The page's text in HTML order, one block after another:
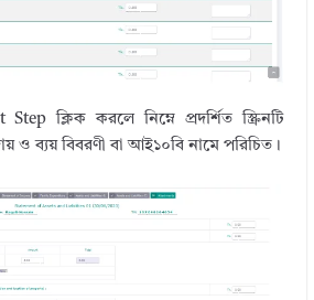
ক্লিক করলে নিম্নে প্রদর্শিত স্ক্রিনটি
ও ব্যয় বিবরণী বা আই১০বি নামে পরিচিত।